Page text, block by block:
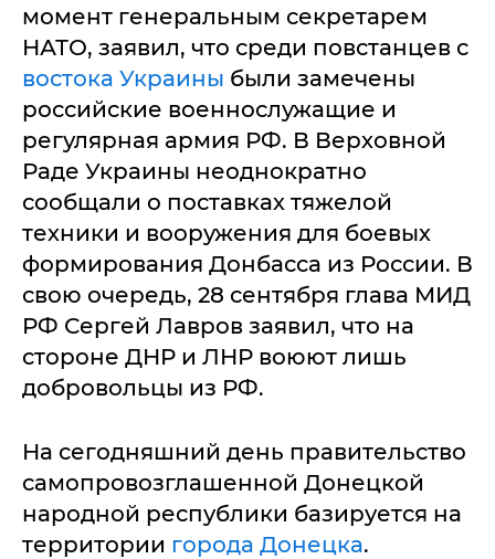
момент генеральным секретарем
НАТО, заявил, что среди повстанцев с
востока Украины были замечены
российские военнослужащие и
регулярная армия РФ. В Верховной
Раде Украины неоднократно
сообщали о поставках тяжелой
техники и вооружения для боевых
формирования Донбасса из России. В
свою очередь, 28 сентября глава МИД
РФ Сергей Лавров заявил, что на
стороне ДНР и ЛНР воюют лишь
добровольцы из РФ.
На сегодняшний день правительство
самопровозглашенной Донецкой
народной республики базируется на
территории города Донецка.